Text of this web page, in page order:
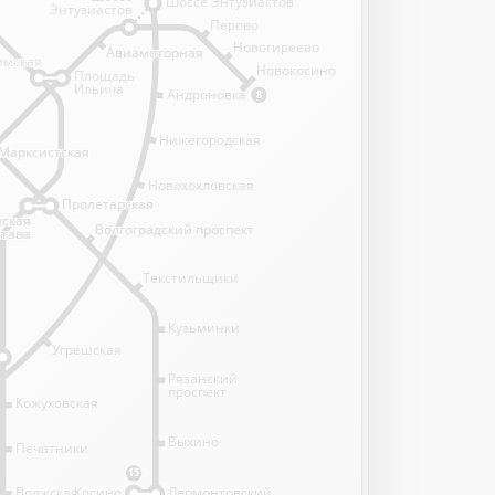
8
15
Андроновка
Нижегородская
Новохохловская
Угрешская
Текстильщики
Кузьминки
Рязанский
проспект
Выхино
Лермонтовский
Кожуховская
Печатники
Волжская
Перово
Новогиреево
Новокосино
Площадь
Ильича
Пролетарская
Пролетарская
Волгоградский проспект
Волгоградский проспект
Авиамоторная
Авиамоторная
Энтузиастов
Косино